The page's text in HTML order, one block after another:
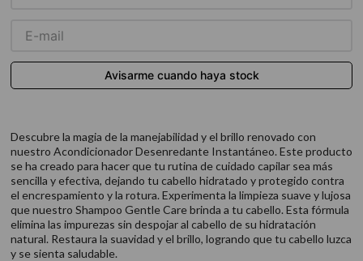
Descubre la magia de la manejabilidad y el brillo renovado con
nuestro Acondicionador Desenredante Instantáneo. Este producto
se ha creado para hacer que tu rutina de cuidado capilar sea más
sencilla y efectiva, dejando tu cabello hidratado y protegido contra
el encrespamiento y la rotura. Experimenta la limpieza suave y lujosa
que nuestro Shampoo Gentle Care brinda a tu cabello. Esta fórmula
elimina las impurezas sin despojar al cabello de su hidratación
natural. Restaura la suavidad y el brillo, logrando que tu cabello luzca
y se sienta saludable.
10.